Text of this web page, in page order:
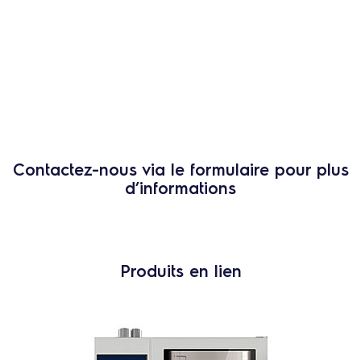
Contactez-nous via le formulaire pour plus
d’informations
Produits en lien